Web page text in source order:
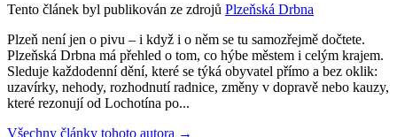
Tento článek byl publikován ze zdrojů Plzeňská Drbna
Plzeň není jen o pivu – i když i o něm se tu samozřejmě dočtete.
Plzeňská Drbna má přehled o tom, co hýbe městem i celým krajem.
Sleduje každodenní dění, které se týká obyvatel přímo a bez oklik:
uzavírky, nehody, rozhodnutí radnice, změny v dopravě nebo kauzy,
které rezonují od Lochotína po...
Všechny články tohoto autora →